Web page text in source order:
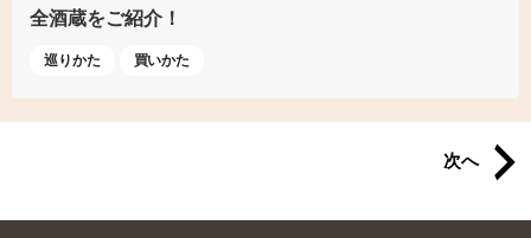
全酒蔵をご紹介！
巡りかた 買いかた
次へ